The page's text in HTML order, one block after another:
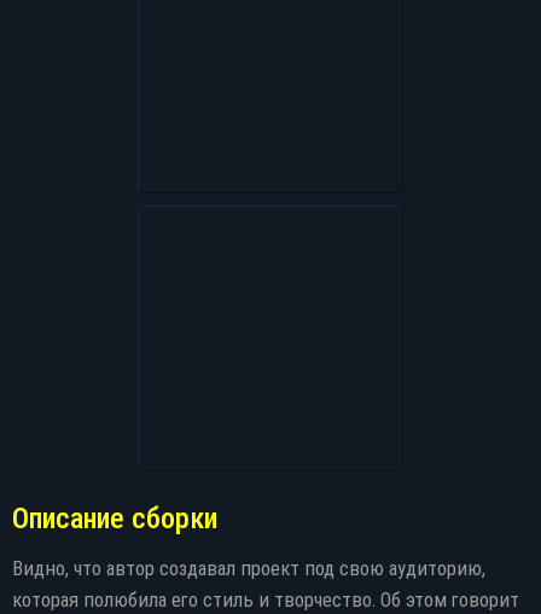
Описание сборки
Видно, что автор создавал проект под свою аудиторию,
которая полюбила его стиль и творчество. Об этом говорит